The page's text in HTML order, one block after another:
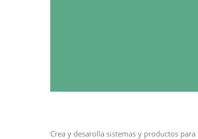
Crea y desarolla sistemas y productos